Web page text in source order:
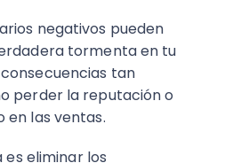
negativos pueden
tormenta en tu
tan
perder la reputación o
en las ventas.
es eliminar los